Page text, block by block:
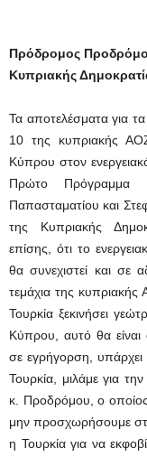
Πρόδρομος
Κυπριακής
Τα αποτελέσματα για
10 της κυπριακής
Κύπρου στον
Πρώτο Πρόγραμμα
Παπασταματίου και
της Κυπριακής
επίσης, ότι το
θα συνεχιστεί και σε
τεμάχια της
Τουρκία ξεκινήσει
Κύπρου, αυτό θα είναι
σε εγρήγορση, υπάρχει
Τουρκία, μιλάμε για
κ. Προδρόμου, ο
μην προσχωρήσουμε
η Τουρκία για να